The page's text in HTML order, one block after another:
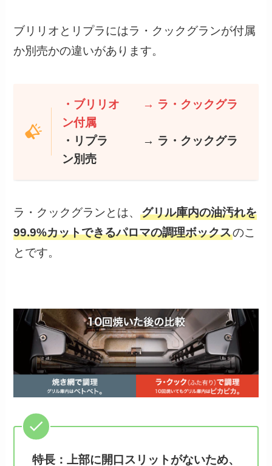
ブリリオとリプラにはラ・クックグランが付属
か別売かの違いがあります。
・ブリリオ → ラ・クックグラ
ン付属
・リプラ → ラ・クックグラ
ン別売
ラ・クックグランとは、グリル庫内の油汚れを
99.9%カットできるパロマの調理ボックスのこ
とです。
特長：上部に開口スリットがないため、